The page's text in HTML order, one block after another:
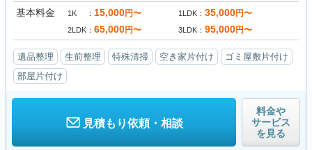
基本料金 1K 15,000円〜 1LDK 35,000円〜
2LDK 65,000円〜 3LDK 95,000円〜
遺品整理 生前整理 特殊清掃 空き家片付け
ゴミ屋敷片付け
部屋片付け
見積もり依頼・相談
料金や
サービス
を見る